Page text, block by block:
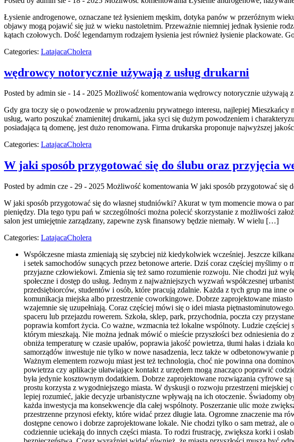
Łysienie androgenowe, oznaczane też łysieniem męskim, dotyka panów w przeróżnym
objawy mogą pojawić się już w wieku nastoletnim. Przeważnie niemniej jednak łysienie
kątach czołowych. Dość legendarnym rodzajem łysienia jest również łysienie plackowate.
Categories: LatajacaCholera
wędrowcy notorycznie używają z usług drukarni
Posted by admin sie - 14 - 2025 Możliwość komentowania wędrowcy notorycznie używają z
Gdy gra toczy się o powodzenie w prowadzeniu prywatnego interesu, najlepiej Mieszkańcy
usług, warto poszukać znamienitej drukarni, jaka syci się dużym powodzeniem i
posiadająca tą domenę, jest dużo renomowana. Firma drukarska proponuje najwyższej
Categories: LatajacaCholera
W jaki sposób przygotować się do ślubu oraz przyjęcia
Posted by admin cze - 29 - 2025 Możliwość komentowania W jaki sposób przygotować się
W jaki sposób przygotować się do własnej studniówki? Akurat w tym momencie mowa o
pieniędzy. Dla tego typu pań w szczególności można polecić skorzystanie z możliwości
salon jest umiejętnie zarządzany, zapewne zysk finansowy będzie niemały. W wielu […]
Categories: LatajacaCholera
Współczesne miasta zmieniają się szybciej niż kiedykolwiek wcześniej. Jeszcze
i setek samochodów sunących przez betonowe arterie. Dziś coraz częściej myślimy
przyjazne człowiekowi. Zmienia się też samo rozumienie rozwoju. Nie chodzi już
społeczne i dostęp do usług. Jednym z najważniejszych wyzwań współczesnej
przedsiębiorców, studentów i osób, które pracują zdalnie. Każda z tych grup ma
komunikacja miejska albo przestrzenie coworkingowe. Dobrze zaprojektowane
wzajemnie się uzupełniają. Coraz częściej mówi się o idei miasta
spaceru lub przejazdu rowerem. Szkoła, sklep, park, przychodnia, poczta czy
poprawia komfort życia. Co ważne, wzmacnia też lokalne wspólnoty. Ludzie
którym mieszkają. Nie można jednak mówić o mieście przyszłości bez odniesienia
obniża temperaturę w czasie upałów, poprawia jakość powietrza, tłumi hałas i
samorządów inwestuje nie tylko w nowe nasadzenia, lecz także w
Ważnym elementem rozwoju miast jest też technologia, choć nie powinna ona
powietrza czy aplikacje ułatwiające kontakt z urzędem mogą znacząco poprawić
była jedynie kosztownym dodatkiem. Dobrze zaprojektowane rozwiązania cyfrowe
prostu korzysta z wygodniejszego miasta. W dyskusji o rozwoju przestrzeni miejskiej
lepiej rozumieć, jakie decyzje urbanistyczne wpływają na ich otoczenie. Świadomy
każda inwestycja ma konsekwencje dla całej wspólnoty. Poszerzanie ulic może
przestrzenne przynosi efekty, które widać przez długie lata. Ogromne znaczenie ma
dostępne cenowo i dobrze zaprojektowane lokale. Nie chodzi tylko o sam metraż,
codziennie uciekają do innych części miasta. To rodzi frustrację, zwiększa korki i